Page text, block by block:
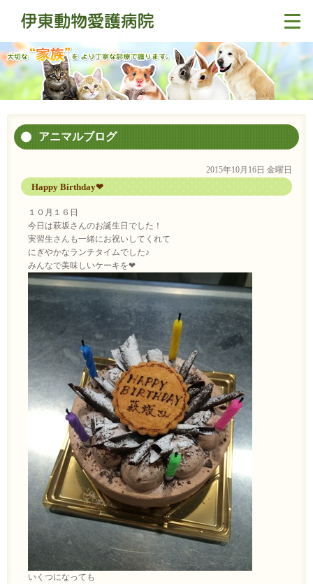
アニマルブログ
2015年10月16日 金曜日
Happy Birthday❤
１０月１６日
今日は萩坂さんのお誕生日でした！
実習生さんも一緒にお祝いしてくれて
にぎやかなランチタイムでした♪
みんなで美味しいケーキを❤
いくつになっても